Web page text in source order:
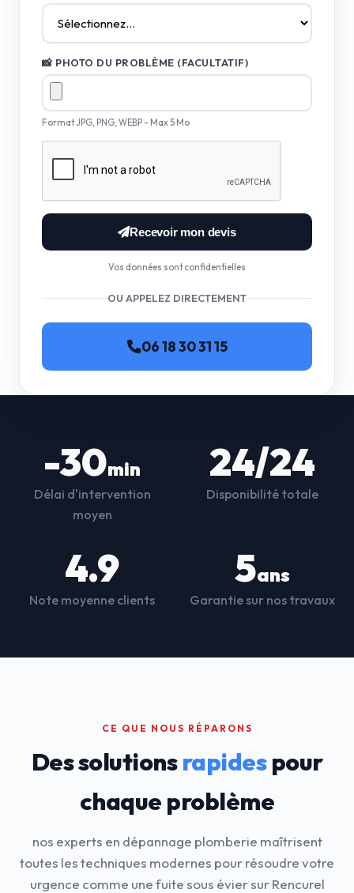
📸 PHOTO DU PROBLÈME (FACULTATIF)
Format JPG, PNG, WEBP - Max 5 Mo
Recevoir mon devis
Vos données sont confidentielles
OU APPELEZ DIRECTEMENT
06 18 30 31 15
-30min
Délai d'intervention
moyen
24/24
Disponibilité totale
4.9
Note moyenne clients
5ans
Garantie sur nos travaux
CE QUE NOUS RÉPARONS
Des solutionsrapidespour
chaque problème
nos experts en dépannage plomberie maîtrisent
toutes les techniques modernes pour résoudre votre
urgence comme une fuite sous évier sur Rencurel